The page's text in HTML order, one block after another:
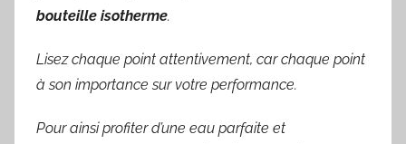
bouteille isotherme.
Lisez chaque point attentivement, car chaque point
à son importance sur votre performance.
Pour ainsi profiter d’une eau parfaite et